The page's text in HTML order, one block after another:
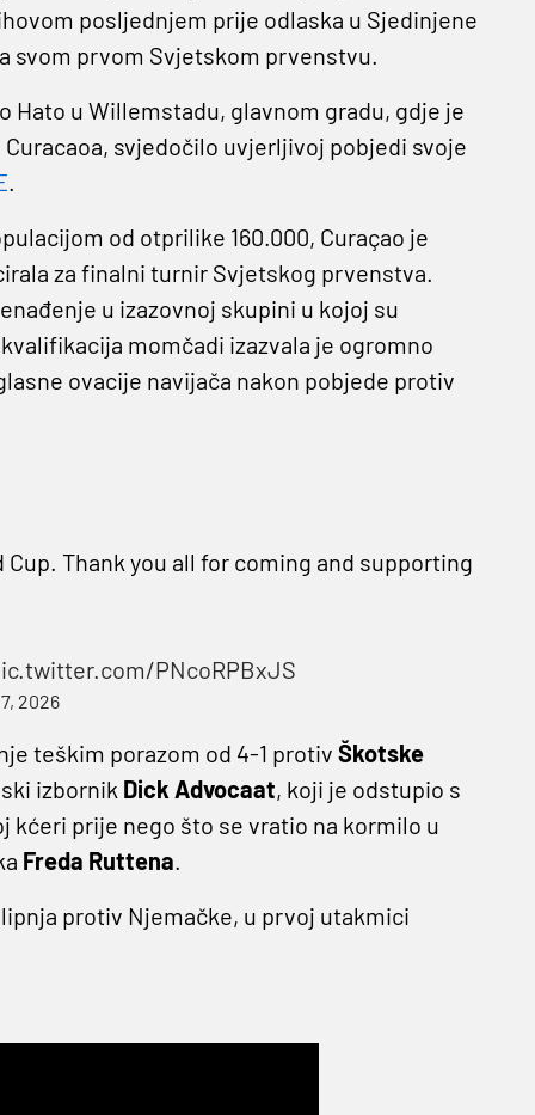
posljednjem prije odlaska u Sjedinjene
svom prvom Svjetskom prvenstvu.
Hato u Willemstadu, glavnom gradu, gdje je
svjedočilo uvjerljivoj pobjedi svoje
.
od otprilike 160.000, Curaçao je
za finalni turnir Svjetskog prvenstva.
u izazovnoj skupini u kojoj su
momčadi izazvala je ogromno
ovacije navijača nakon pobjede protiv
Thank you all for coming and supporting
PNcoRPBxJS
2026
teškim porazom od 4-1 protiv Škotske
izbornik Dick Advocaat, koji je odstupio s
kćeri prije nego što se vratio na kormilo u
Freda Ruttena.
protiv Njemačke, u prvoj utakmici